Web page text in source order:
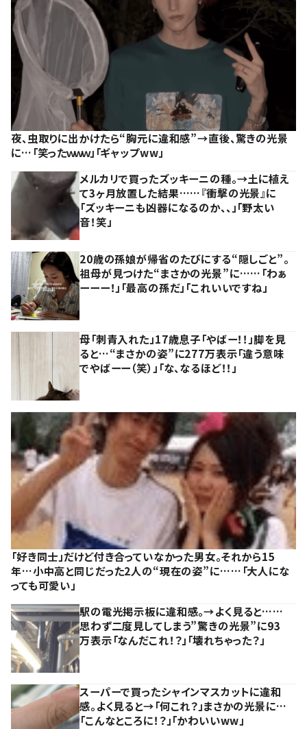
夜、虫取りに出かけたら“胸元に違和感”→直後、驚きの光景
に…「笑ったｗｗｗ」「ギャップww」
メルカリで買ったズッキーニの種。→土に植え
て3ヶ月放置した結果……『衝撃の光景』に
「ズッキーニも凶器になるのか、、」「野太い
音！笑」
20歳の孫娘が帰省のたびにする“隠しごと”。
祖母が見つけた“まさかの光景”に……「わぁ
ーーー！」「最高の孫だ」「これいいですね」
母「刺青入れた」17歳息子「やばー！！」脚を見
ると…“まさかの姿”に277万表示「違う意味
でやばーー（笑）」「な、なるほど！！」
「好き同士」だけど付き合っていなかった男女。それから15
年…小中高と同じだった2人の“現在の姿”に……「大人にな
っても可愛い」
駅の電光掲示板に違和感。→よく見ると……
思わず二度見してしまう”驚きの光景”に93
万表示「なんだこれ！？」「壊れちゃった？」
スーパーで買ったシャインマスカットに違和
感。よく見ると→「何これ？」まさかの光景に…
「こんなところに！？」「かわいいww」